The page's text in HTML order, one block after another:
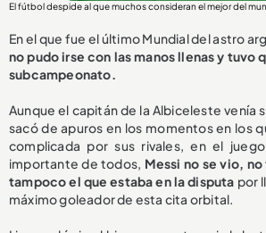
El fútbol despide al que muchos consideran el mejor del
En el que fue el último Mundial del astro
no pudo irse con las manos llenas y tuvo
subcampeonato.
Aunque el capitán de la Albiceleste venía
sacó de apuros en los momentos en los
complicada por sus rivales, en el
importante de todos, Messi no se vio,
tampoco el que estaba en la disputa por
máximo goleador de esta cita orbital.